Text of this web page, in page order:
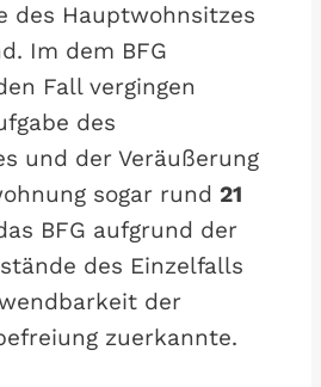
des Hauptwohnsitzes
Im dem BFG
Fall vergingen
des
und der Veräußerung
sogar rund 21
BFG aufgrund der
des Einzelfalls
der
zuerkannte.